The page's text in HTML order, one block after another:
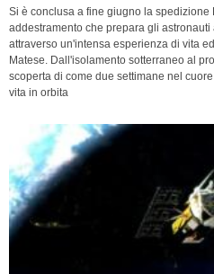
Si è conclusa a fine giugno la spedizione
addestramento che prepara gli
attraverso un'intensa esperienza di vita
Matese. Dall'isolamento sotterraneo al
scoperta di come due settimane nel
vita in orbita